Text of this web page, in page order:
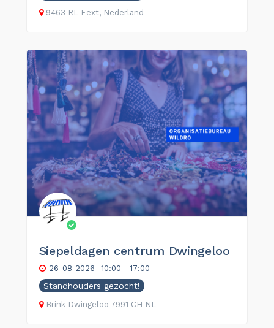
9463 RL Eext, Nederland
Siepeldagen centrum Dwingeloo
26-08-2026 10:00 - 17:00
Standhouders gezocht!
Brink Dwingeloo 7991 CH NL